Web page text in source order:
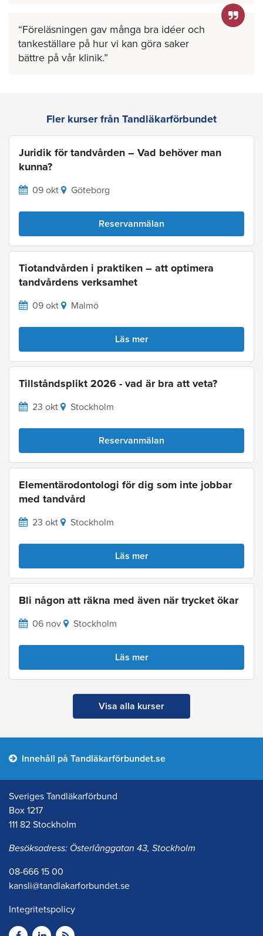
Föreläsningen gav många bra idéer och
tankeställare på hur vi kan göra saker
bättre på vår klinik.
Fler kurser från Tandläkarförbundet
Juridik för tandvården – Vad behöver man
kunna?
09 okt Göteborg
Reservanmälan
Tiotandvården i praktiken – att optimera
tandvårdens verksamhet
09 okt Malmö
Läs mer
Tillståndsplikt 2026 - vad är bra att veta?
23 okt Stockholm
Reservanmälan
Elementärodontologi för dig som inte jobbar
med tandvård
23 okt Stockholm
Läs mer
Bli någon att räkna med även när trycket ökar
06 nov Stockholm
Läs mer
Visa alla kurser
Innehåll på Tandläkarförbundet.se
Sveriges Tandläkarförbund
Box 1217
111 82 Stockholm
Besöksadress: Österlånggatan 43, Stockholm
08-666 15 00
kansli@tandlakarforbundet.se
Integritetspolicy